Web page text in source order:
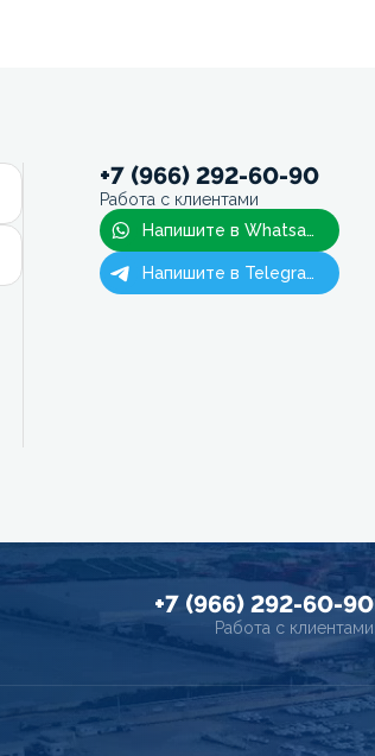
+7 (966) 292-60-90
Работа с клиентами
Напишите в Whatsapp
Напишите в Telegram
+7 (966) 292-60-90
Работа с клиентами